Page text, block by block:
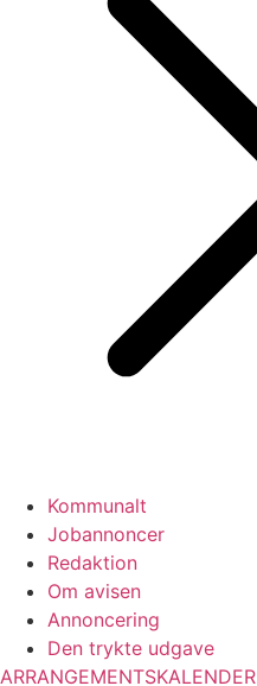
Kommunalt
Jobannoncer
Redaktion
Om avisen
Annoncering
Den trykte udgave
ARRANGEMENTSKALENDER